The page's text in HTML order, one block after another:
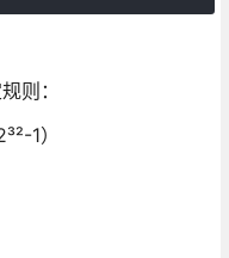
则：
1）